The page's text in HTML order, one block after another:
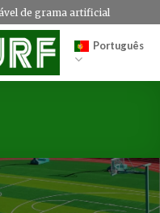
de grama artificial
Português